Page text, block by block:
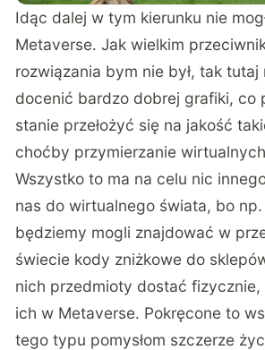
Idąc dalej w tym kierunku nie
Metaverse. Jak wielkim
rozwiązania bym nie był, tak tutaj
docenić bardzo dobrej grafiki, co
stanie przełożyć się na jakość
choćby przymierzanie
Wszystko to ma na celu nic
nas do wirtualnego świata, bo
będziemy mogli znajdować w
świecie kody zniżkowe do
nich przedmioty dostać
ich w Metaverse. Pokręcone to
tego typu pomysłom szczerze